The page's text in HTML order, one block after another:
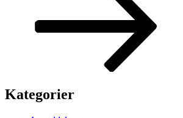
Kategorier